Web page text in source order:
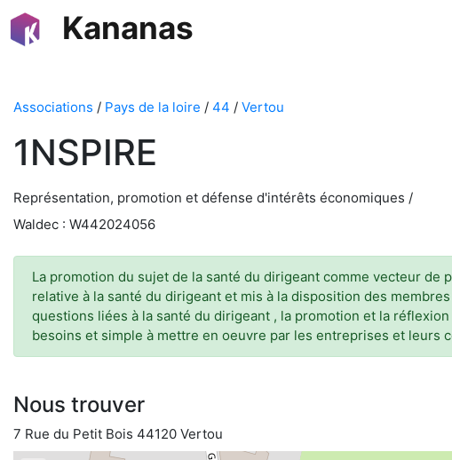
Kananas
Associations / Pays de la loire / 44 / Vertou
1NSPIRE
Représentation, promotion et défense d'intérêts économiques /
Waldec : W442024056
La promotion du sujet de la santé du dirigeant comme vecteur
relative à la santé du dirigeant et mis à la disposition des
questions liées à la santé du dirigeant , la promotion et la
besoins et simple à mettre en oeuvre par les entreprises et leurs
Nous trouver
7 Rue du Petit Bois 44120 Vertou